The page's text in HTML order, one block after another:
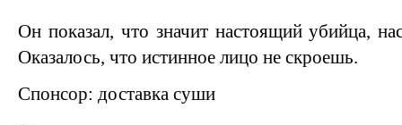
Он показал, что значит настоящий убийца,
Оказалось, что истинное лицо не скроешь.
Спонсор: доставка суши